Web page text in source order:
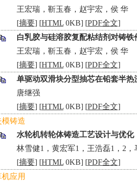
王宏瑞，靳玉春，赵宇宏，侯 华
[摘要] [HTML0KB] [PDF全文]
白乳胶与硅溶胶复配粘结剂对铸
王宏瑞，靳玉春，赵宇宏，侯 华
[摘要] [HTML0KB] [PDF全文]
单驱动双滑块分型抽芯在铅套半热
唐继强
[摘要] [HTML0KB] [PDF全文]
模铸造
水轮机转轮体铸造工艺设计与优化
林雪健1，黄宏军1，王浩磊1，2
[摘要] [HTML0KB] [PDF全文]
应用